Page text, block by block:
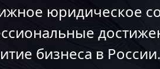
юридическое
бизнеса в России.